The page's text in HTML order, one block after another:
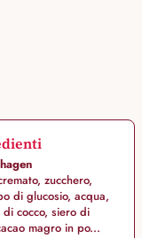
zucchero,
di glucosio, acqua,
cocco, siero di
magro in po...